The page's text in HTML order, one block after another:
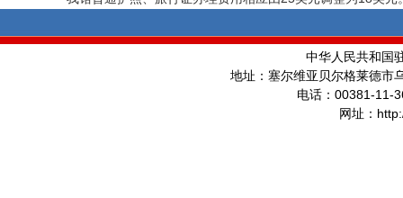
中华人民共和国
地址：塞尔维亚贝尔格莱德市
电话： 00381-11-
网址：